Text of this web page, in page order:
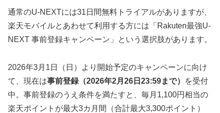
通常のU-NEXTには31日間無料トライアルがありますが、
楽天モバイルとあわせて利用する方には「Rakuten最強U-
NEXT 事前登録キャンペーン」という選択肢があります。
2026年3月1日（日）より開始予定のキャンペーンに向け
て、現在は事前登録（2026年2月26日23:59まで）
を受付
中。事前登録のうえ条件を満たすと、毎月1,100円相当の
楽天ポイントが最大3カ月間（合計最大3,300ポイント）